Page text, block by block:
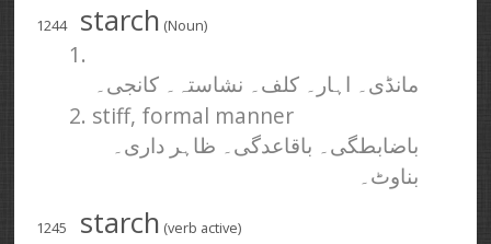
1244 starch (Noun)
1.
مانڈی۔ اہار۔ کلف۔ نشاستہ۔ کانجی۔
2. stiff, formal manner
باضابطگی۔ باقاعدگی۔ ظاہر داری۔
بناوٹ۔
1245 starch (verb active)